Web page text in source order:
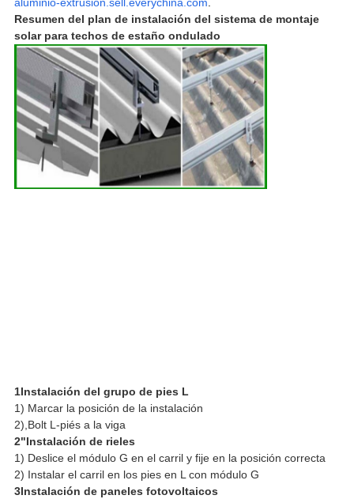
aluminio-extrusión.sell.everychina.com.
Resumen del plan de instalación del sistema de montaje
solar para techos de estaño ondulado
1Instalación del grupo de pies L
1) Marcar la posición de la instalación
2),Bolt L-piés a la viga
2"Instalación de rieles
1) Deslice el módulo G en el carril y fije en la posición correcta
2) Instalar el carril en los pies en L con módulo G
3Instalación de paneles fotovoltaicos